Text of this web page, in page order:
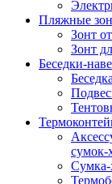
Пляжные
Зонт
Зонт
Беседки-
сумок-
Сумка-